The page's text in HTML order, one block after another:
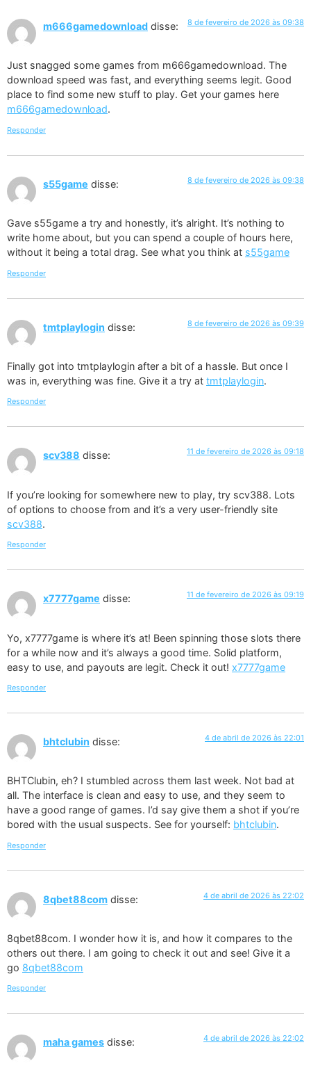
m666gamedownload disse: 8 de fevereiro de 2026 às 09:38
Just snagged some games from m666gamedownload. The
download speed was fast, and everything seems legit. Good
place to find some new stuff to play. Get your games here
m666gamedownload.
Responder
s55game disse: 8 de fevereiro de 2026 às 09:38
Gave s55game a try and honestly, it’s alright. It’s nothing to
write home about, but you can spend a couple of hours here,
without it being a total drag. See what you think at s55game
Responder
tmtplaylogin disse: 8 de fevereiro de 2026 às 09:39
Finally got into tmtplaylogin after a bit of a hassle. But once I
was in, everything was fine. Give it a try at tmtplaylogin.
Responder
scv388 disse: 11 de fevereiro de 2026 às 09:18
If you’re looking for somewhere new to play, try scv388. Lots
of options to choose from and it’s a very user-friendly site
scv388.
Responder
x7777game disse: 11 de fevereiro de 2026 às 09:19
Yo, x7777game is where it’s at! Been spinning those slots there
for a while now and it’s always a good time. Solid platform,
easy to use, and payouts are legit. Check it out! x7777game
Responder
bhtclubin disse: 4 de abril de 2026 às 22:01
BHTClubin, eh? I stumbled across them last week. Not bad at
all. The interface is clean and easy to use, and they seem to
have a good range of games. I’d say give them a shot if you’re
bored with the usual suspects. See for yourself: bhtclubin.
Responder
8qbet88com disse: 4 de abril de 2026 às 22:02
8qbet88com. I wonder how it is, and how it compares to the
others out there. I am going to check it out and see! Give it a
go 8qbet88com
Responder
maha games disse: 4 de abril de 2026 às 22:02